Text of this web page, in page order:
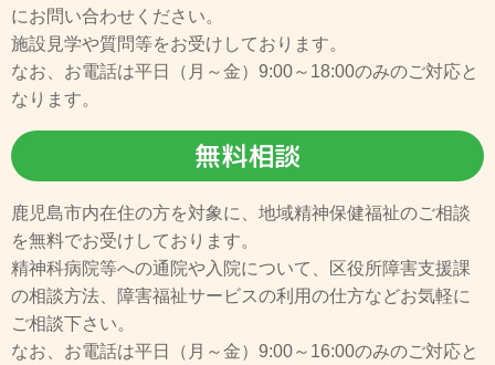
にお問い合わせください。
施設見学や質問等をお受けしております。
なお、お電話は平日（月～金）9:00～18:00のみのご対応と
なります。
無料相談
鹿児島市内在住の方を対象に、地域精神保健福祉のご相談
を無料でお受けしております。
精神科病院等への通院や入院について、区役所障害支援課
の相談方法、障害福祉サービスの利用の仕方などお気軽に
ご相談下さい。
なお、お電話は平日（月～金）9:00～16:00のみのご対応と